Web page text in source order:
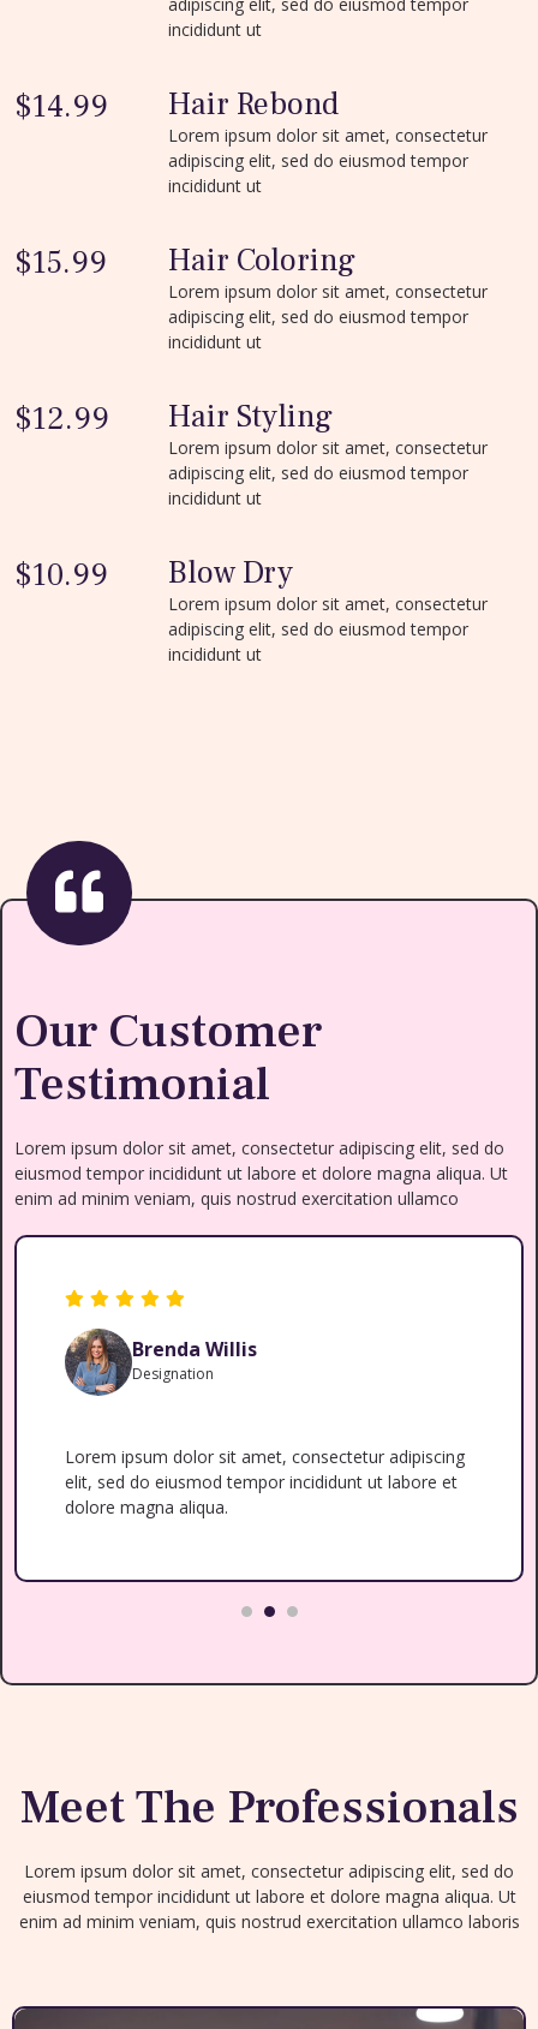
incididunt ut
$14.99 Hair Rebond
Lorem ipsum dolor sit amet, consectetur
adipiscing elit, sed do eiusmod tempor
incididunt ut
$15.99 Hair Coloring
Lorem ipsum dolor sit amet, consectetur
adipiscing elit, sed do eiusmod tempor
incididunt ut
$12.99 Hair Styling
Lorem ipsum dolor sit amet, consectetur
adipiscing elit, sed do eiusmod tempor
incididunt ut
$10.99 Blow Dry
Lorem ipsum dolor sit amet, consectetur
adipiscing elit, sed do eiusmod tempor
incididunt ut
Our Customer
Testimonial
Lorem ipsum dolor sit amet, consectetur adipiscing elit, sed do
eiusmod tempor incididunt ut labore et dolore magna aliqua. Ut
enim ad minim veniam, quis nostrud exercitation ullamco
Mila Schultz
Designation
Lorem ipsum dolor sit amet, consectetur adipiscing
elit, sed do eiusmod tempor incididunt ut labore et
dolore magna aliqua.
Meet The Professionals
Lorem ipsum dolor sit amet, consectetur adipiscing elit, sed do
eiusmod tempor incididunt ut labore et dolore magna aliqua. Ut
enim ad minim veniam, quis nostrud exercitation ullamco laboris